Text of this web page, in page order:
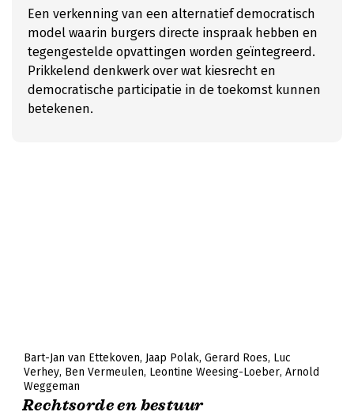
Een verkenning van een alternatief democratisch
model waarin burgers directe inspraak hebben en
tegengestelde opvattingen worden geïntegreerd.
Prikkelend denkwerk over wat kiesrecht en
democratische participatie in de toekomst kunnen
betekenen.
Bart-Jan van Ettekoven Jaap Polak Gerard Roes Luc
Verhey Ben Vermeulen Leontine Weesing-Loeber Arnold
Weggeman
Rechtsorde en bestuur